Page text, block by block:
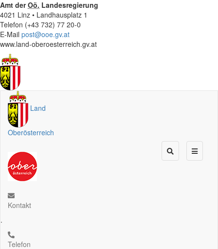
Amt derOö. Landesregierung
4021 Linz • Landhausplatz 1
Telefon (+43 732) 77 20-0
E-Mail post@ooe.gv.at
www.land-oberoesterreich.gv.at
Land
Oberösterreich
Kontakt
.
Telefon